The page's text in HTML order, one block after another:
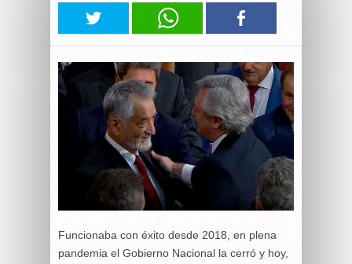
Funcionaba con éxito desde 2018, en plena
pandemia el Gobierno Nacional la cerró y hoy,